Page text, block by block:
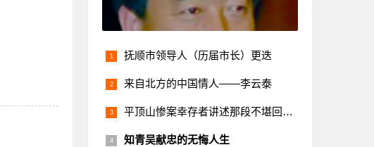
抚顺市领导人（历届市长）更迭
来自北方的中国情人——李云泰
平顶山惨案幸存者讲述那段不堪回首的历史
知青吴献忠的无悔人生